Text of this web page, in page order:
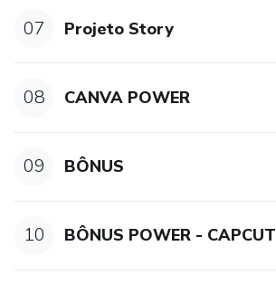
07 Projeto Story
08 CANVA POWER
09 BÔNUS
10 BÔNUS POWER - CAPCUT